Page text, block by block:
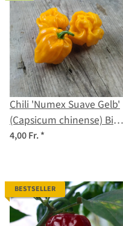
Chili 'Numex Suave Gelb'
(Capsicum chinense) Bio-
Saatgut
4,00 Fr.*
BESTSELLER